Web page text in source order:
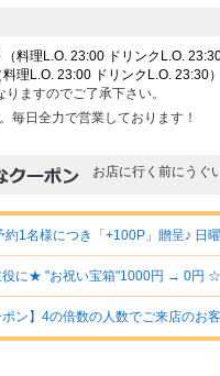
料理L.O. 23:00 ドリンクL.O. 23:30
理L.O. 23:00 ドリンクL.O. 23:30）
ますのでご了承下さい。
毎日全力で営業しております！
お店に行く前にうぐ
1名様につき「+100P」贈呈♪ 日
役に★ "お祝い宝箱"1000円 → 0円 ☆
ポン】4の倍数の人数でご来店のお